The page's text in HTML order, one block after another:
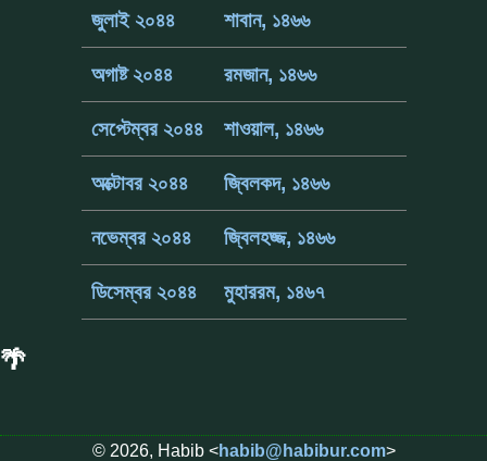
জুলাই ২০৪৪ শাবান, ১৪৬৬
অগাষ্ট ২০৪৪ রমজান, ১৪৬৬
সেপ্টেম্বর ২০৪৪ শাওয়াল, ১৪৬৬
অক্টোবর ২০৪৪ জ্বিলকদ, ১৪৬৬
নভেম্বর ২০৪৪ জ্বিলহজ্জ, ১৪৬৬
ডিসেম্বর ২০৪৪ মুহাররম, ১৪৬৭
🌴
© 2026, Habib <habib@habibur.com>